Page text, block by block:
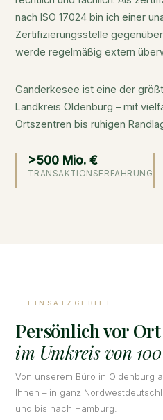
nach ISO 17024 bin ich einer
Zertifizierungsstelle
werde regelmäßig extern
Ganderkesee ist eine der
Landkreis Oldenburg – mit
Ortszentren bis ruhigen
>500 Mio. €
TRANSAKTIONSERFAHRUNG
EINSATZGEBIET
Persönlich vor
im Umkreis von
Von unserem Büro in Oldenburg
Ihnen – in ganz
und bis nach Hamburg.